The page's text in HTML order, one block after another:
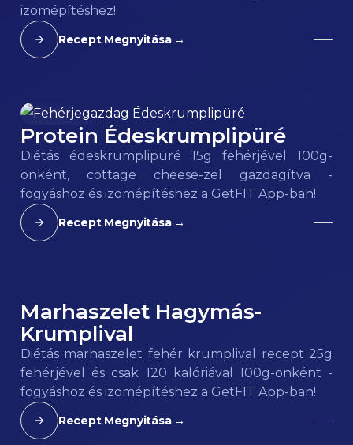
izomépítéshez!
Recept Megnyitása →
95kcal
Protein Édeskrumplipüré
Diétás édeskrumplipüré 15g fehérjével 100g-
onként, cottage cheese-zel gazdagítva -
fogyáshoz és izomépítéshez a GetFIT App-ban!
Recept Megnyitása →
120kcal
Marhaszelet Hagymás-
Krumplival
Diétás marhaszelet fehér krumplival recept 25g
fehérjével és csak 120 kalóriával 100g-onként -
fogyáshoz és izomépítéshez a GetFIT App-ban!
Recept Megnyitása →